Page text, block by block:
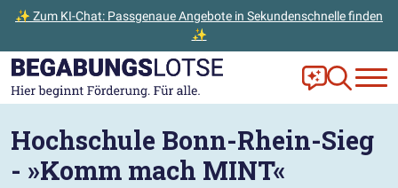
✨ Zum KI-Chat: Passgenaue Angebote in Sekundenschnelle finden
✨
Zum Hauptinhalt der Seite springen
Zur Startseite gehen Frag Ella!
Zur
Hochschule Bonn-Rhein-Sieg
- »Komm mach MINT«